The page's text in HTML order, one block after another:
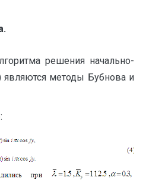
решения начально-
являются методы Бубнова и